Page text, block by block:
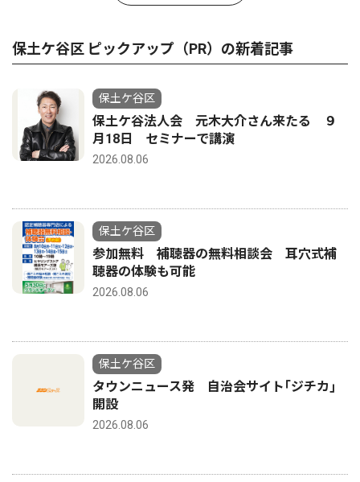
保土ケ谷区 ピックアップ（PR）の新着記事
保土ケ谷区
保土ケ谷法人会 元木大介さん来たる ９
月18日 セミナーで講演
2026.08.06
保土ケ谷区
参加無料 補聴器の無料相談会 耳穴式補
聴器の体験も可能
2026.08.06
保土ケ谷区
タウンニュース発 自治会サイト｢ジチカ｣
開設
2026.08.06